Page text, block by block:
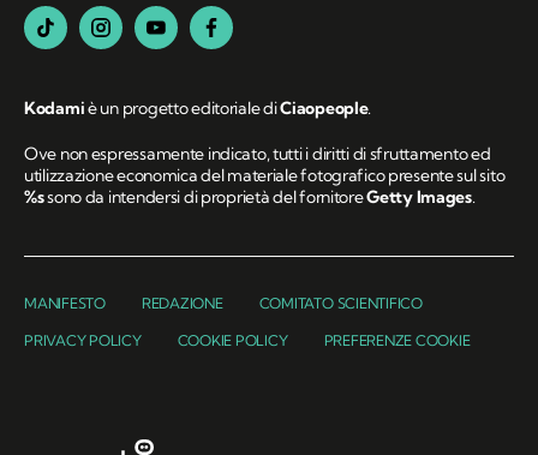
Kodamiè un progetto editoriale diCiaopeople.
Ove non espressamente indicato, tutti i diritti di sfruttamento ed
utilizzazione economica del materiale fotografico presente sul sito
%ssono da intendersi di proprietà del fornitoreGetty Images.
MANIFESTO REDAZIONE COMITATO SCIENTIFICO
PRIVACY POLICY COOKIE POLICY PREFERENZE COOKIE